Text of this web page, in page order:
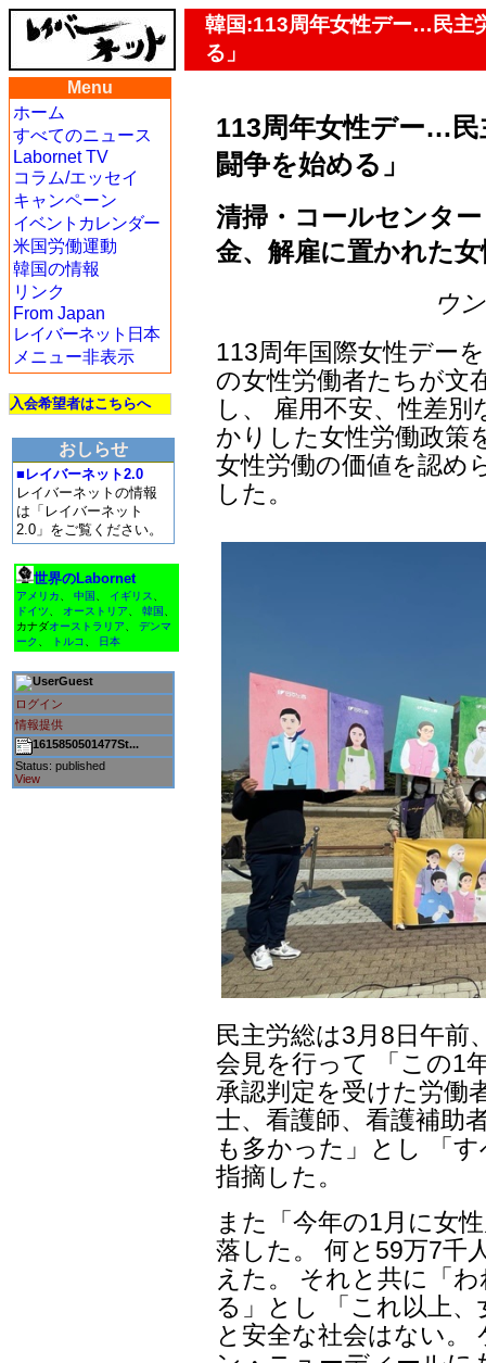
韓国:113周年女性デー…民主
る」
Menu
ホーム
すべてのニュース
Labornet TV
コラム/エッセイ
キャンペーン
イベントカレンダー
米国労働運動
韓国の情報
リンク
From Japan
レイバーネット日本
メニュー非表示
入会希望者はこちらへ
おしらせ
■レイバーネット2.0
レイバーネットの情報
は「レイバーネット
2.0」をご覧ください。
世界のLabornet
アメリカ 中国 イギリス
ドイツ
オーストリア 韓国
カナダオーストラリア
デンマ
ーク
トルコ 日本
Guest
ログイン
情報提供
1615850501477St...
Status: published
View
113周年女性デー…民
闘争を始める」
清掃・コールセンタ
金、解雇に置かれた
ウ
113周年国際女性デー
の女性労働者たちが文
し、 雇用不安、性差
かりした女性労働政策
女性労働の価値を認め
した。
民主労総は3月8日午前
会見を行って 「この1
承認判定を受けた労働
士、看護師、看護補助
も多かった」とし 「
指摘した。
また「今年の1月に女
落した。 何と59万7千
えた。 それと共に「
る」とし 「これ以上
と安全な社会はない。